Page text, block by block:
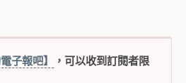
子報吧】
，可以收到訂閱者限